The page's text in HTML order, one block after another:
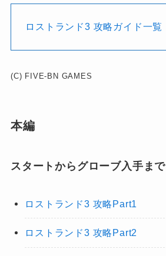
ロストランド3 攻略ガイド一覧
(C) FIVE-BN GAMES
本編
スタートからグローブ入手まで
ロストランド3 攻略Part1
ロストランド3 攻略Part2